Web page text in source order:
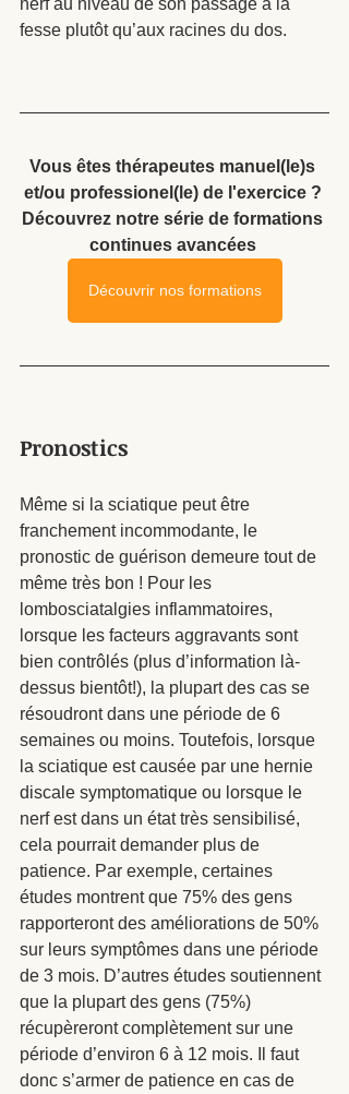
nerf au niveau de son passage à la
fesse plutôt qu’aux racines du dos.
Vous êtes thérapeutes manuel(le)s
et/ou professionel(le) de l'exercice ?
Découvrez notre série de formations
continues avancées
Découvrir nos formations
Pronostics
Même si la sciatique peut être
franchement incommodante, le
pronostic de guérison demeure tout de
même très bon ! Pour les
lombosciatalgies inflammatoires,
lorsque les facteurs aggravants sont
bien contrôlés (plus d’information là-
dessus bientôt!), la plupart des cas se
résoudront dans une période de 6
semaines ou moins. Toutefois, lorsque
la sciatique est causée par une hernie
discale symptomatique ou lorsque le
nerf est dans un état très sensibilisé,
cela pourrait demander plus de
patience. Par exemple, certaines
études montrent que 75% des gens
rapporteront des améliorations de 50%
sur leurs symptômes dans une période
de 3 mois. D’autres études soutiennent
que la plupart des gens (75%)
récupèreront complètement sur une
période d’environ 6 à 12 mois. Il faut
donc s’armer de patience en cas de